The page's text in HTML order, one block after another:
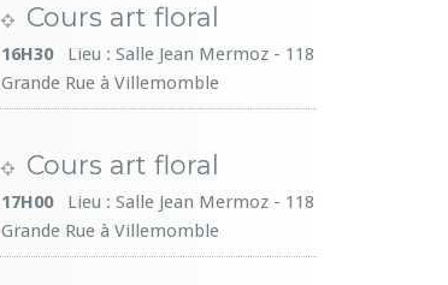
Cours art floral
16H30
Lieu : Salle Jean Mermoz - 118
Grande Rue à Villemomble
Cours art floral
17H00
Lieu : Salle Jean Mermoz - 118
Grande Rue à Villemomble